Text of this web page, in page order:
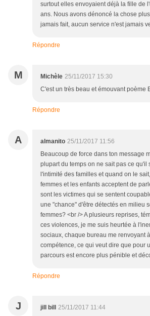
surtout elles envoyaient déjà la fille de
ans. Nous avons dénoncé la chose
jamais fait, aucun service n'est jamais
Répondre
M Michèle 25/11/2017 15:30
C'est un très beau et émouvant poème
Répondre
A almanito 25/11/2017 11:56
Beaucoup de force dans ton message
plupart du temps on ne sait pas ce qu'il
l'intimité des familles et quand on le
femmes et les enfants acceptent de
sont les victimes qui se sentent
une "chance" d'être détectés en milieu
femmes? <br /> A plusieurs reprises,
ces violences, je me suis heurtée à
sociaux, chaque bureau me renvoyant
compétence, ce qui veut dire que pour
parcours est encore plus pénible et
Répondre
J jill bill
25/11/2017 11:44